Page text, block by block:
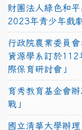
財團法人綠色和
2023年青少年戲
行政院農業委員
資源學系訂於
際保育研討會」
育秀教育基金會
戰」
國立清華大學辦